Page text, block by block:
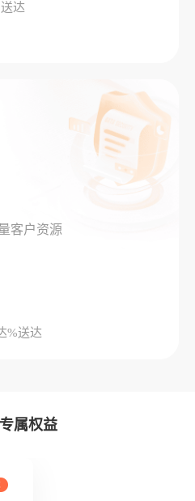
达
客户资源
%送达
属权益